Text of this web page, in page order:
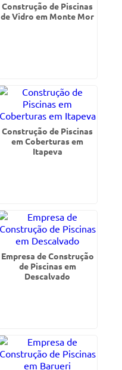
Construção de Piscinas
de Vidro em Monte Mor
Construção de Piscinas
em Coberturas em
Itapeva
Empresa de Construção
de Piscinas em
Descalvado